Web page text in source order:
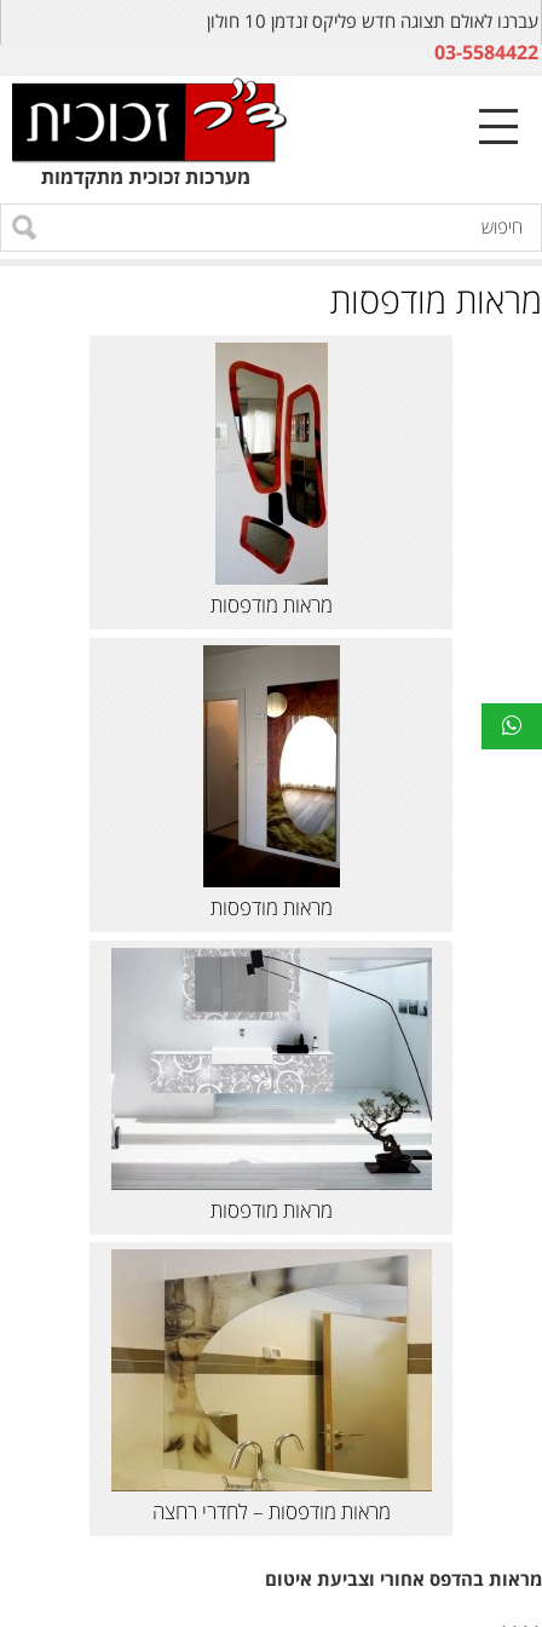
עברנו לאולם תצוגה חדש פליקס זנדמן 10 חולון
03-5584422
מראות מודפסות
מראות מודפסות
מראות מודפסות
מראות מודפסות
מראות מודפסות – לחדרי רחצה
מראות בהדפס אחורי וצביעת איטום